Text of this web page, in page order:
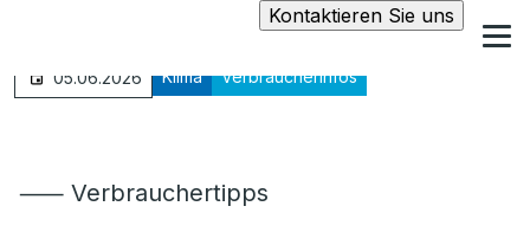
Kontaktieren Sie uns
05.06.2026 Klima Verbraucherinfos
⸺ Verbrauchertipps